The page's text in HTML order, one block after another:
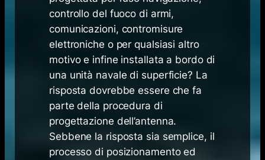
controllo del fuoco di armi,
comunicazioni, contromisure
elettroniche o per qualsiasi altro
motivo e infine installata a bordo di
una unità navale di superficie? La
risposta dovrebbe essere che fa
parte della procedura di
progettazione dell’antenna.
Sebbene la risposta sia semplice, il
processo di posizionamento ed